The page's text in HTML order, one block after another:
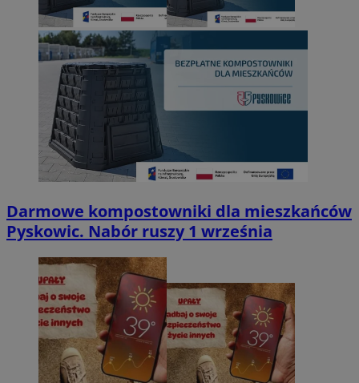
Darmowe kompostowniki dla mieszkańców
Pyskowic. Nabór ruszy 1 września